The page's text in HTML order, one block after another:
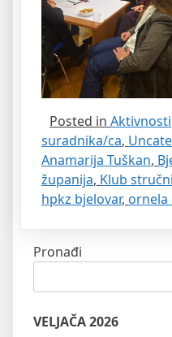
Posted in Aktivnosti
suradnika/ca,
Anamarija Tuškan,
županija, Klub
hpkz bjelovar, ornela
Pronađi
VELJAČA 2026